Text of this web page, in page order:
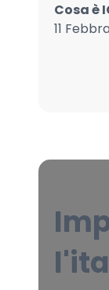
Cosa è
11